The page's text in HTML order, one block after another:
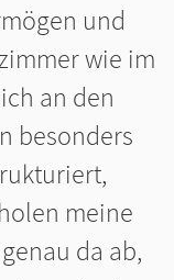
und
wie im
an den
besonders
meine
da ab,